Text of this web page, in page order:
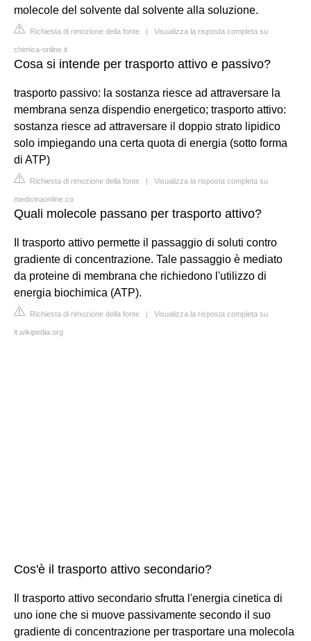
molecole del solvente dal solvente alla soluzione.
Richiesta di rimozione della fonte | Visualizza la risposta completa su
chimica-online.it
Cosa si intende per trasporto attivo e passivo?
trasporto passivo: la sostanza riesce ad attraversare la
membrana senza dispendio energetico; trasporto attivo:
sostanza riesce ad attraversare il doppio strato lipidico
solo impiegando una certa quota di energia (sotto forma
di ATP)
Richiesta di rimozione della fonte | Visualizza la risposta completa su
medicinaonline.co
Quali molecole passano per trasporto attivo?
Il trasporto attivo permette il passaggio di soluti contro
gradiente di concentrazione. Tale passaggio è mediato
da proteine di membrana che richiedono l'utilizzo di
energia biochimica (ATP).
Richiesta di rimozione della fonte | Visualizza la risposta completa su
it.wikipedia.org
Cos'è il trasporto attivo secondario?
Il trasporto attivo secondario sfrutta l'energia cinetica di
uno ione che si muove passivamente secondo il suo
gradiente di concentrazione per trasportare una molecola